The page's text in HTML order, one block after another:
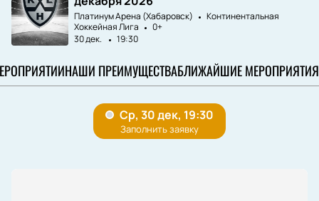
Платинум Арена (Хабаровск)
Континентальная
Хоккейная Лига
0+
30 дек.
19:30
НАШИ ПРЕИМУЩЕСТВАБЛИЖАЙШИЕ МЕРОПРИЯТИЯ